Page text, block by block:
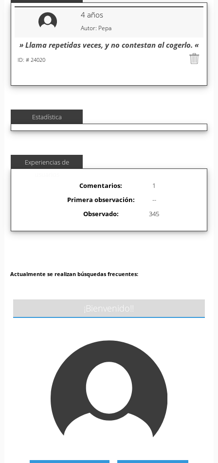
Autor: Pepa
4 años
ID: # 24020
» Llama repetidas veces, y no contestan al cogerlo. «
Estadística
Experiencias de
Comentarios:
1
Primera observación:
--
Observado:
345
Actualmente se realizan búsquedas frecuentes:
¡Bienvenido!!